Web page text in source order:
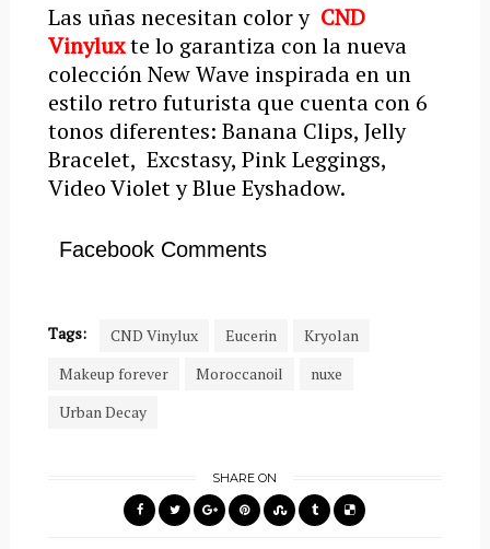
Las uñas necesitan color y CND
Vinyluxte lo garantiza con la nueva
colección New Wave inspirada en un
estilo retro futurista que cuenta con 6
tonos diferentes: Banana Clips, Jelly
Bracelet, Excstasy, Pink Leggings,
Video Violet y Blue Eyshadow.
Facebook Comments
Tags: CND Vinylux Eucerin
Kryolan
Makeup forever
Moroccanoil
nuxe
Urban Decay
SHARE ON